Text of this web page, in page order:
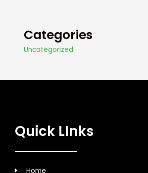
Categories
Uncategorized
Quick LInks
Home